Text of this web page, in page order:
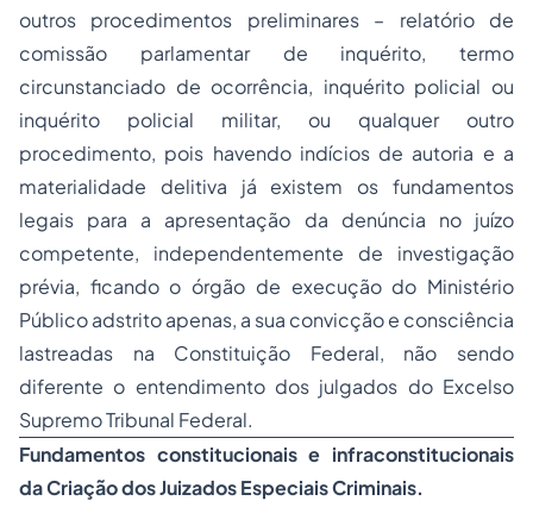
outros procedimentos preliminares – relatório de
comissão parlamentar de inquérito, termo
circunstanciado de ocorrência, inquérito policial ou
inquérito policial militar, ou qualquer outro
procedimento, pois havendo indícios de autoria e a
materialidade delitiva já existem os fundamentos
legais para a apresentação da denúncia no juízo
competente, independentemente de investigação
prévia, ficando o órgão de execução do Ministério
Público adstrito apenas, a sua convicção e consciência
lastreadas na Constituição Federal, não sendo
diferente o entendimento dos julgados do Excelso
Supremo Tribunal Federal.
Fundamentos constitucionais e infraconstitucionais
da Criação dos Juizados Especiais Criminais.